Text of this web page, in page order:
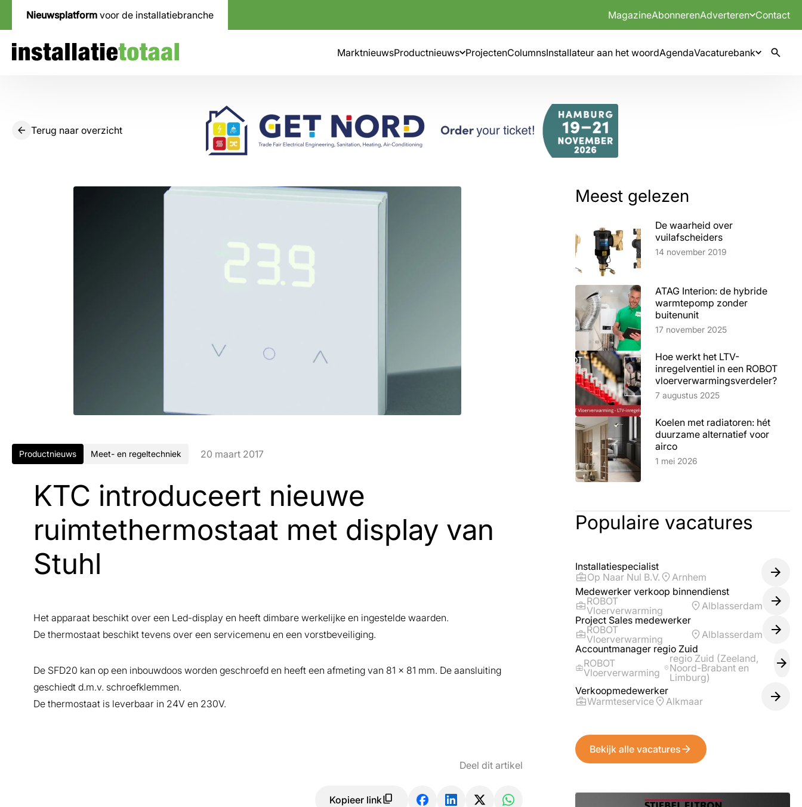
Nieuwsplatform voor de installatiebranche MagazineAbonnerenAdverteren Contact
MarktnieuwsProductnieuws ProjectenColumnsInstallateur aan het woordAgendaVacaturebank
Terug naar overzicht
Productnieuws Meet- en regeltechniek 20 maart 2017
KTC introduceert nieuwe
ruimtethermostaat met display van
Stuhl
Het apparaat beschikt over een Led-display en heeft dimbare werkelijke en ingestelde waarden.
De thermostaat beschikt tevens over een servicemenu en een vorstbeveiliging.
De SFD20 kan op een inbouwdoos worden geschroefd en heeft een afmeting van 81 x 81 mm. De aansluiting
geschiedt d.m.v. schroefklemmen.
De thermostaat is leverbaar in 24V en 230V.
Deel dit artikel
Kopieer link
Meest gelezen
De waarheid over
vuilafscheiders
Lees artikel
14 november 2019
ATAG Interion: de hybride
warmtepomp zonder
buitenunit
Lees artikel
17 november 2025
Hoe werkt het LTV-
inregelventiel in een ROBOT
vloerverwarmingsverdeler?
Lees artikel
7 augustus 2025
Koelen met radiatoren: hét
duurzame alternatief voor
aircoLees artikel
1 mei 2026
Populaire vacatures
Installatiespecialist
Op Naar Nul B.V.
Arnhem
Medewerker verkoop binnendienst
ROBOT
Vloerverwarming
Alblasserdam
Project Sales medewerker
ROBOT
Vloerverwarming
Alblasserdam
Accountmanager regio Zuid
ROBOT
Vloerverwarming
regio Zuid (Zeeland,
Noord-Brabant en
Limburg)
Verkoopmedewerker
Warmteservice
Alkmaar
Bekijk alle vacatures